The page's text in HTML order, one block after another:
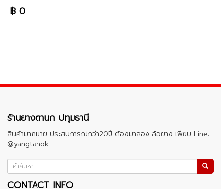
฿ 0
ร้านยางตานก ปทุมธานี
สินค้ามากมาย ประสบการณ์กว่า20ปี ต้องมาลอง ล้อยาง เพียบ Line:
@yangtanok
CONTACT INFO